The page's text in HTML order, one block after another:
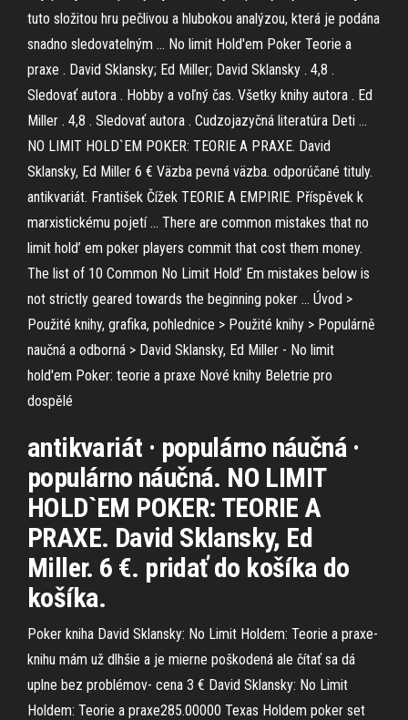
tuto složitou hru pečlivou a hlubokou analýzou, která je podána
snadno sledovatelným … No limit Hold'em Poker Teorie a
praxe . David Sklansky; Ed Miller; David Sklansky . 4,8 .
Sledovať autora . Hobby a voľný čas. Všetky knihy autora . Ed
Miller . 4,8 . Sledovať autora . Cudzojazyčná literatúra Deti …
NO LIMIT HOLD`EM POKER: TEORIE A PRAXE. David
Sklansky, Ed Miller 6 € Väzba pevná väzba. odporúčané tituly.
antikvariát. František Čížek TEORIE A EMPIRIE. Příspěvek k
marxistickému pojetí … There are common mistakes that no
limit hold’ em poker players commit that cost them money.
The list of 10 Common No Limit Hold’ Em mistakes below is
not strictly geared towards the beginning poker … Úvod >
Použité knihy, grafika, pohlednice > Použité knihy > Populárně
naučná a odborná > David Sklansky, Ed Miller - No limit
hold'em Poker: teorie a praxe Nové knihy Beletrie pro
dospělé
antikvariát · populárno náučná ·
populárno náučná. NO LIMIT
HOLD`EM POKER: TEORIE A
PRAXE. David Sklansky, Ed
Miller. 6 €. pridať do košíka do
košíka.
Poker kniha David Sklansky: No Limit Holdem: Teorie a praxe-
knihu mám už dlhšie a je mierne poškodená ale čítať sa dá
uplne bez problémov- cena 3 € David Sklansky: No Limit
Holdem: Teorie a praxe285.00000 Texas Holdem poker set